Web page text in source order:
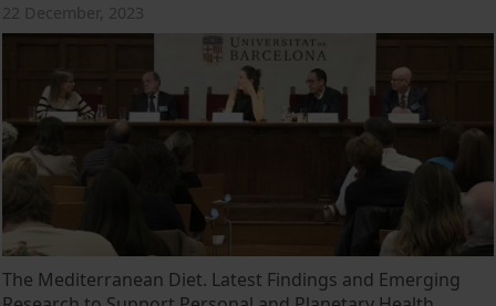
22 December, 2023
The Mediterranean Diet. Latest Findings and Emerging